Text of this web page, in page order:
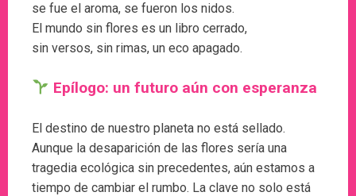
se fue el aroma, se fueron los nidos.
El mundo sin flores es un libro cerrado,
sin versos, sin rimas, un eco apagado.
Epílogo: un futuro aún con esperanza
El destino de nuestro planeta no está sellado.
Aunque la desaparición de las flores sería una
tragedia ecológica sin precedentes, aún estamos a
tiempo de cambiar el rumbo. La clave no solo está